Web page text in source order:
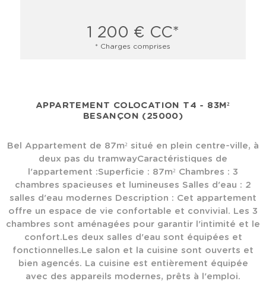
1 200 € CC*
* Charges comprises
APPARTEMENT COLOCATION T4 - 83M²
BESANÇON (25000)
Bel Appartement de 87m² situé en plein centre-ville, à
deux pas du tramwayCaractéristiques de
l'appartement :Superficie : 87m² Chambres : 3
chambres spacieuses et lumineuses Salles d'eau : 2
salles d'eau modernes Description : Cet appartement
offre un espace de vie confortable et convivial. Les 3
chambres sont aménagées pour garantir l'intimité et le
confort.Les deux salles d'eau sont équipées et
fonctionnelles.Le salon et la cuisine sont ouverts et
bien agencés. La cuisine est entièrement équipée
avec des appareils modernes, prêts à l'emploi.